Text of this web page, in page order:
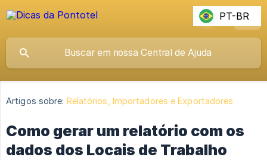
Artigos sobre: Relatórios, Importadores e Exportadores
Como gerar um relatório com os
dados dos Locais de Trabalho
PT-BR